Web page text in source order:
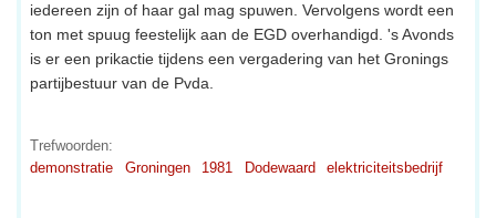
iedereen zijn of haar gal mag spuwen. Vervolgens wordt een
ton met spuug feestelijk aan de EGD overhandigd. 's Avonds
is er een prikactie tijdens een vergadering van het Gronings
partijbestuur van de Pvda.
Trefwoorden:
demonstratie
Groningen 1981 Dodewaard elektriciteitsbedrijf